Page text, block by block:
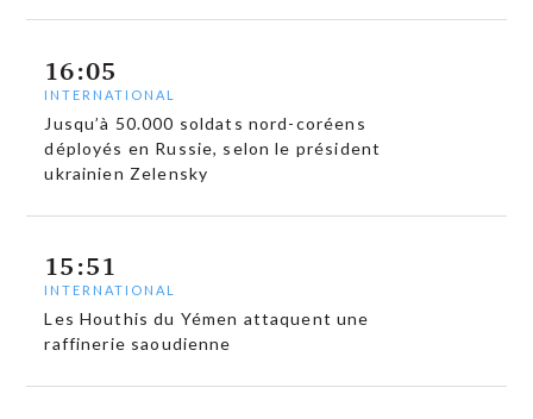
16:05
INTERNATIONAL
Jusqu’à 50.000 soldats nord-coréens
déployés en Russie, selon le président
ukrainien Zelensky
15:51
INTERNATIONAL
Les Houthis du Yémen attaquent une
raffinerie saoudienne